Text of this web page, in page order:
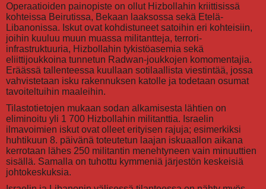
Operaatioiden painopiste on ollut Hizbollahin kriittisissä
kohteissa Beirutissa, Bekaan laaksossa sekä Etelä-
Libanonissa. Iskut ovat kohdistuneet satoihin eri kohteisiin,
joihin kuuluu muun muassa militantteja, terrori-
infrastruktuuria, Hizbollahin tykistöasemia sekä
eliittijoukkoina tunnetun Radwan-joukkojen komomentajia.
Eräässä tallenteessa kuullaan sotilaallista viestintää, jossa
vahvistetaan isku rakennuksen katolle ja todetaan osumat
tavoiteltuihin maaleihin.
Tilastotietojen mukaan sodan alkamisesta lähtien on
eliminoitu yli 1 700 Hizbollahin militanttia. Israelin
ilmavoimien iskut ovat olleet erityisen rajuja; esimerkiksi
huhtikuun 8. päivänä toteutetun laajan iskuaallon aikana
kerrotaan lähes 250 militantin menehtyneen vain minuuttien
sisällä. Samalla on tuhottu kymmeniä järjestön keskeisiä
johtokeskuksia.